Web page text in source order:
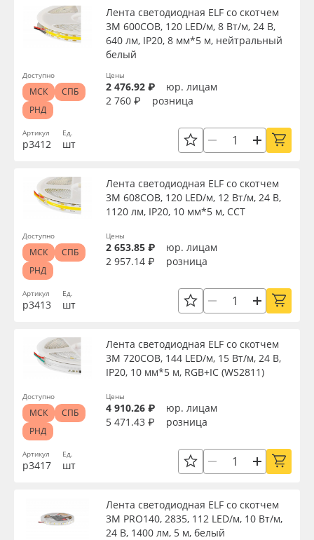
Артикул
р3412
Лента светодиодная ELF со скотчем
3М 600COB, 120 LED/м, 8 Вт/м, 24 В,
640 лм, IP20, 8 мм*5 м, нейтральный
белый
Ед.
шт
Цены
2 476.92 ₽
юр. лицам
2 760 ₽
розница
Доступно
МСК
СПБ
РНД
Артикул
р3413
Лента светодиодная ELF со скотчем
3М 608COB, 120 LED/м, 12 Вт/м, 24 В,
1120 лм, IP20, 10 мм*5 м, ССТ
Ед.
шт
Цены
2 653.85 ₽
юр. лицам
2 957.14 ₽
розница
Доступно
МСК
СПБ
РНД
Артикул
р3417
Лента светодиодная ELF со скотчем
3М 720COB, 144 LED/м, 15 Вт/м, 24 В,
IP20, 10 мм*5 м, RGB+IC (WS2811)
Ед.
шт
Цены
4 910.26 ₽
юр. лицам
5 471.43 ₽
розница
Доступно
МСК
СПБ
РНД
Лента светодиодная ELF со скотчем
3М PRO140, 2835, 112 LED/м, 10 Вт/м,
24 В, 1400 лм, 5 м, белый